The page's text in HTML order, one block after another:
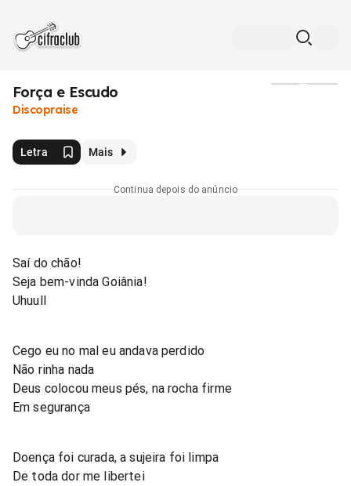
Força e Escudo
Discopraise
Letra Mais
Continua depois do anúncio
Saí do chão!
Seja bem-vinda Goiânia!
Uhuull
Cego eu no mal eu andava perdido
Não rinha nada
Deus colocou meus pés, na rocha firme
Em segurança
Doença foi curada, a sujeira foi limpa
De toda dor me libertei